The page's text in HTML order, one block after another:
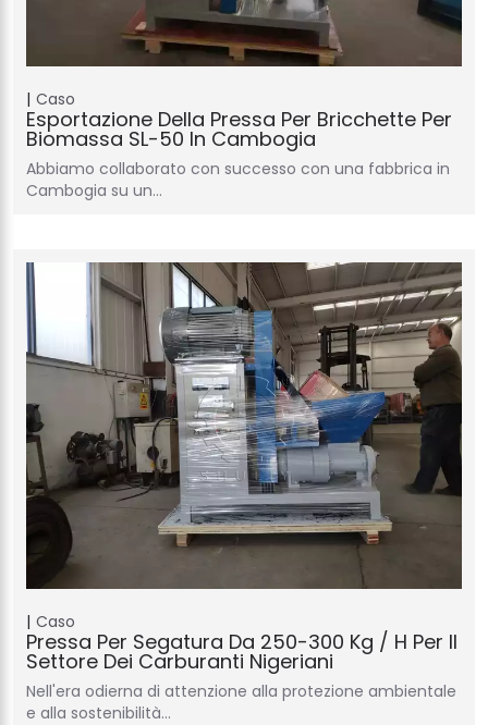
Caso
Esportazione Della Pressa Per Bricchette Per
Biomassa SL-50 In Cambogia
Abbiamo collaborato con successo con una fabbrica in
Cambogia su un…
Caso
Pressa Per Segatura Da 250-300 Kg / H Per Il
Settore Dei Carburanti Nigeriani
Nell'era odierna di attenzione alla protezione ambientale
e alla sostenibilità…